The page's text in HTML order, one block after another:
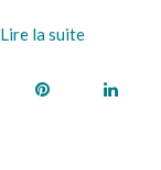
Lire la suite